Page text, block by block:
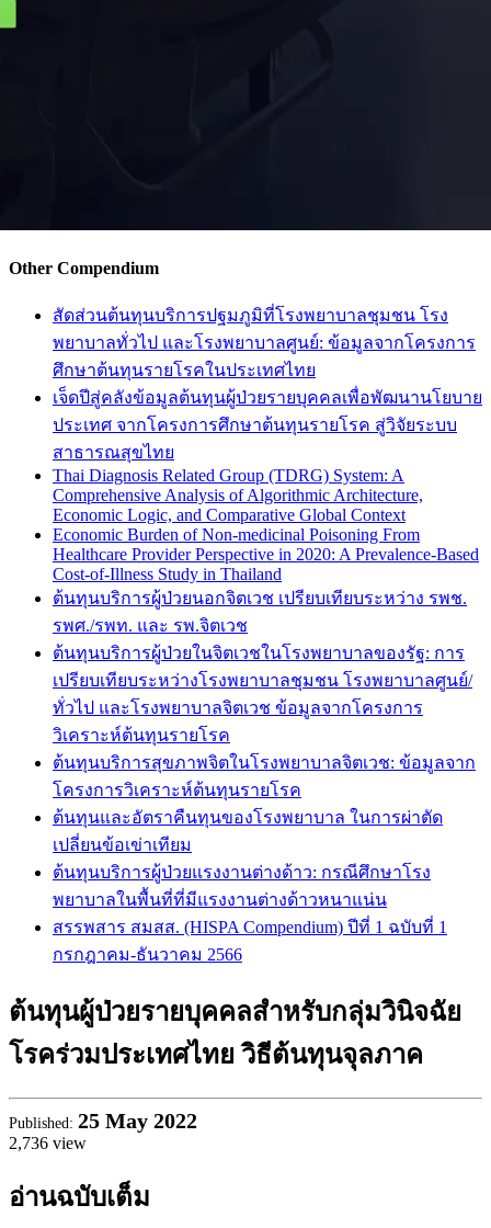
Other Compendium
สัดส่วนต้นทุนบริการปฐมภูมิที่โรงพยาบาลชุมชน โรง
พยาบาลทั่วไป และโรงพยาบาลศูนย์: ข้อมูลจากโครงการ
ศึกษาต้นทุนรายโรคในประเทศไทย
เจ็ดปีสู่คลังข้อมูลต้นทุนผู้ป่วยรายบุคคลเพื่อพัฒนานโยบาย
ประเทศ จากโครงการศึกษาต้นทุนรายโรค สู่วิจัยระบบ
สาธารณสุขไทย
Thai Diagnosis Related Group (TDRG) System: A
Comprehensive Analysis of Algorithmic Architecture,
Economic Logic, and Comparative Global Context
Economic Burden of Non-medicinal Poisoning From
Healthcare Provider Perspective in 2020: A Prevalence-Based
Cost-of-Illness Study in Thailand
ต้นทุนบริการผู้ป่วยนอกจิตเวช เปรียบเทียบระหว่าง รพช.
รพศ./รพท. และ รพ.จิตเวช
ต้นทุนบริการผู้ป่วยในจิตเวชในโรงพยาบาลของรัฐ: การ
เปรียบเทียบระหว่างโรงพยาบาลชุมชน โรงพยาบาลศูนย์/
ทั่วไป และโรงพยาบาลจิตเวช ข้อมูลจากโครงการ
วิเคราะห์ต้นทุนรายโรค
ต้นทุนบริการสุขภาพจิตในโรงพยาบาลจิตเวช: ข้อมูลจาก
โครงการวิเคราะห์ต้นทุนรายโรค
ต้นทุนและอัตราคืนทุนของโรงพยาบาล ในการผ่าตัด
เปลี่ยนข้อเข่าเทียม
ต้นทุนบริการผู้ป่วยแรงงานต่างด้าว: กรณีศึกษาโรง
พยาบาลในพื้นที่ที่มีแรงงานต่างด้าวหนาแน่น
สรรพสาร สมสส. (HISPA Compendium) ปีที่ 1 ฉบับที่ 1
กรกฎาคม-ธันวาคม 2566
ต้นทุนผู้ป่วยรายบุคคลสำหรับกลุ่มวินิจฉัย
โรคร่วมประเทศไทย วิธีต้นทุนจุลภาค
Published: 25 May 2022
2,736 view
อ่านฉบับเต็ม